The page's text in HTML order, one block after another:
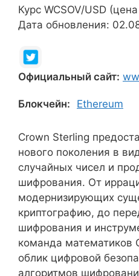
Курс WCSOV/USD
Дата обновления:
Официальный сайт:
Блокчейн: Ethereum
Crown Sterling
нового поколения в
случайных чисел и
шифрования. От
модернизирующих
криптографию, до
шифрования и
команда математиков
облик цифровой
алгоритмов